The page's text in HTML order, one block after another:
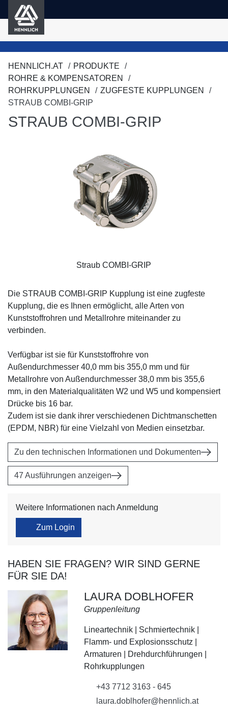
springen
HENNLICH.AT
PRODUKTE
ROHRE & KOMPENSATOREN
ROHRKUPPLUNGEN
ZUGFESTE KUPPLUNGEN
STRAUB COMBI-GRIP
STRAUB COMBI-GRIP
Straub COMBI-GRIP
Die STRAUB COMBI-GRIP Kupplung ist eine zugfeste
Kupplung, die es Ihnen ermöglicht, alle Arten von
Kunststoffrohren und Metallrohre miteinander zu
verbinden.
Verfügbar ist sie für Kunststoffrohre von
Außendurchmesser 40,0 mm bis 355,0 mm und für
Metallrohre von Außendurchmesser 38,0 mm bis 355,6
mm, in den Materialqualitäten W2 und W5 und kompensiert
Drücke bis 16 bar.
Zudem ist sie dank ihrer verschiedenen Dichtmanschetten
(EPDM, NBR) für eine Vielzahl von Medien einsetzbar.
Zu den technischen Informationen und Dokumenten
47 Ausführungen anzeigen
Weitere Informationen nach Anmeldung
Zum Login
HABEN SIE FRAGEN? WIR SIND GERNE
FÜR SIE DA!
LAURA DOBLHOFER
Gruppenleitung
Lineartechnik | Schmiertechnik |
Flamm- und Explosionsschutz |
Armaturen | Drehdurchführungen |
Rohrkupplungen
+43 7712 3163 - 645
laura.doblhofer@hennlich.at